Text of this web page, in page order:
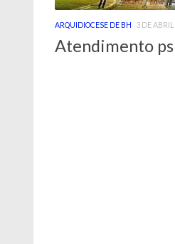
ARQUIDIOCESE DE BH 3 DE
Atendimento